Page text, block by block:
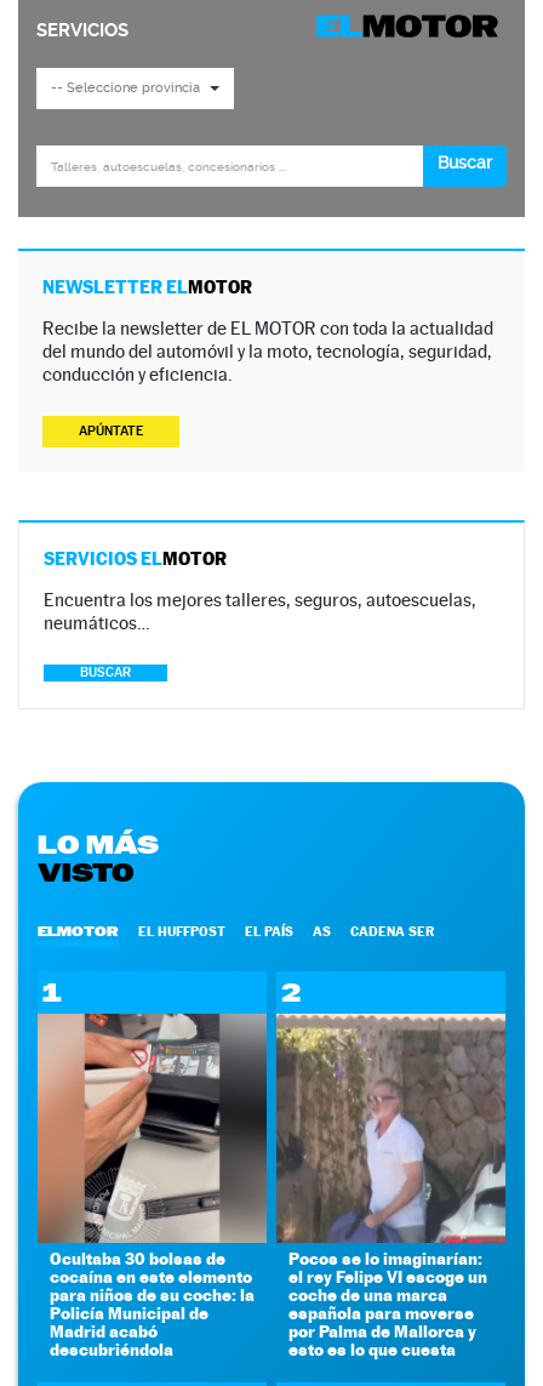
NEWSLETTER ELMOTOR
Recibe la newsletter de EL MOTOR con toda la actualidad
del mundo del automóvil y la moto, tecnología, seguridad,
conducción y eficiencia.
APÚNTATE
SERVICIOS ELMOTOR
Encuentra los mejores talleres, seguros, autoescuelas,
neumáticos…
BUSCAR
LO MÁS
VISTO
ELMOTOR EL HUFFPOST EL PAÍS AS CADENA SER
1
Ocultaba 30 bolsas de
cocaína en este elemento
para niños de su coche: la
Policía Municipal de
Madrid acabó
descubriéndola
2
Pocos se lo imaginarían:
el rey Felipe VI escoge un
coche de una marca
española para moverse
por Palma de Mallorca y
esto es lo que cuesta